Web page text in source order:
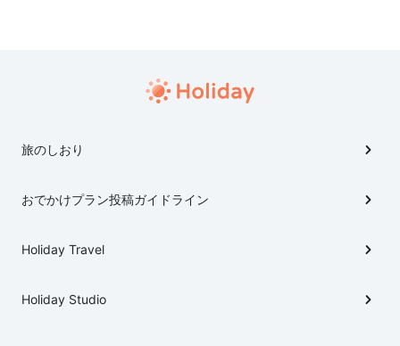
旅のしおり
おでかけプラン投稿ガイドライン
Holiday Travel
Holiday Studio